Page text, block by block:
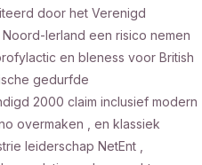
door het Verenigd
Ierland een risico nemen
en bleness voor British
gedurfde
2000 claim inclusief modern
overmaken , en klassiek
leiderschap NetEnt ,